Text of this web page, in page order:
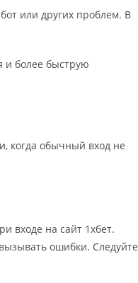
или других проблем. В
и более быструю
когда обычный вход не
входе на сайт 1хбет.
ошибки. Следуйте